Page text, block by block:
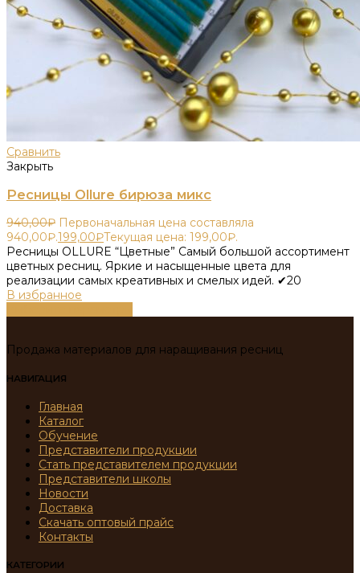
Сравнить
Закрыть
Ресницы Ollure бирюза микс
940,00₽ Первоначальная цена составляла
940,00₽.199,00₽Текущая цена: 199,00₽.
Ресницы OLLURE “Цветные” Самый большой ассортимент
цветных ресниц. Яркие и насыщенные цвета для
реализации самых креативных и смелых идей. ✔20
В избранное
Продажа материалов для наращивания ресниц
НАВИГАЦИЯ
Главная
Каталог
Обучение
Представители продукции
Стать представителем продукции
Представители школы
Новости
Доставка
Скачать оптовый прайс
Контакты
КАТЕГОРИИ